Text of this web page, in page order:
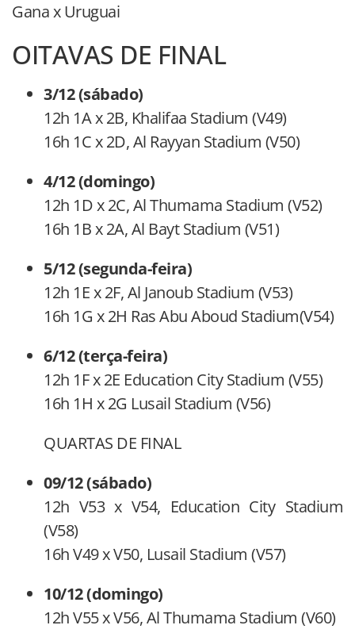
Gana x Uruguai
OITAVAS DE FINAL
3/12 (sábado)
12h 1A x 2B, Khalifaa Stadium (V49)
16h 1C x 2D, Al Rayyan Stadium (V50)
4/12 (domingo)
12h 1D x 2C, Al Thumama Stadium (V52)
16h 1B x 2A, Al Bayt Stadium (V51)
5/12 (segunda-feira)
12h 1E x 2F, Al Janoub Stadium (V53)
16h 1G x 2H Ras Abu Aboud Stadium(V54)
6/12 (terça-feira)
12h 1F x 2E Education City Stadium (V55)
16h 1H x 2G Lusail Stadium (V56)
QUARTAS DE FINAL
09/12 (sábado)
12h V53 x V54, Education City Stadium
(V58)
16h V49 x V50, Lusail Stadium (V57)
10/12 (domingo)
12h V55 x V56, Al Thumama Stadium (V60)